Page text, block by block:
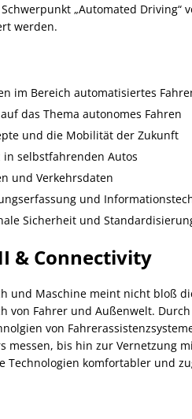
„Automated Driving“
werden.
im Bereich automatisiertes
das Thema autonomes Fahren
und die Mobilität der Zukunft
selbstfahrenden Autos
und Verkehrsdaten
und
Sicherheit und
& Connectivity
und Maschine meint nicht bloß
von Fahrer und Außenwelt.
von
messen, bis hin zur Vernetzung
Technologien komfortabler und